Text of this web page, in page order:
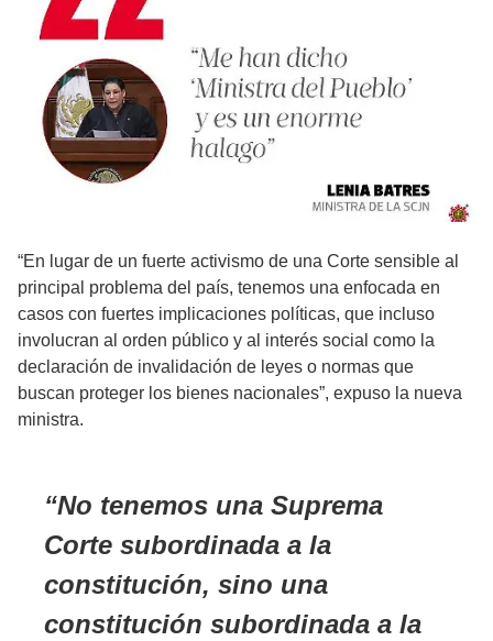
“En lugar de un fuerte activismo de una Corte sensible al
principal problema del país, tenemos una enfocada en
casos con fuertes implicaciones políticas, que incluso
involucran al orden público y al interés social como la
declaración de invalidación de leyes o normas que
buscan proteger los bienes nacionales”, expuso la nueva
ministra.
No tenemos una Suprema
Corte subordinada a la
constitución, sino una
constitución subordinada a la